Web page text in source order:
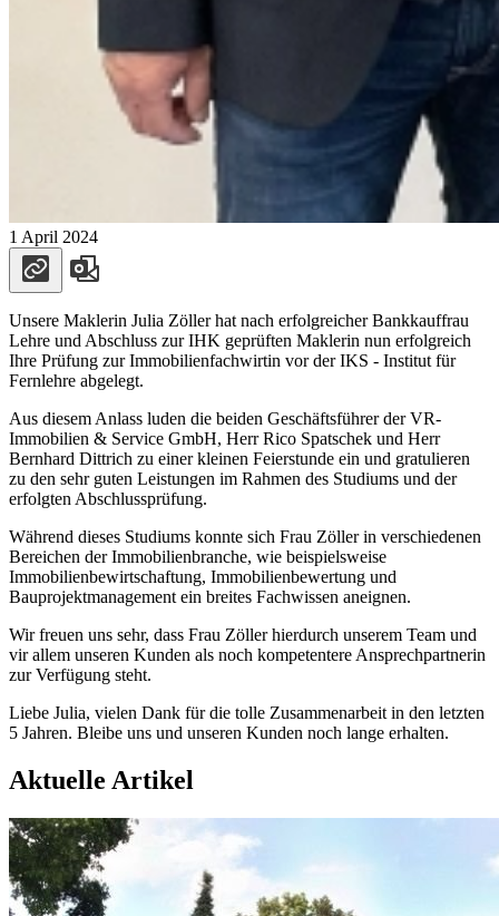
1 April 2024
Unsere Maklerin Julia Zöller hat nach erfolgreicher Bankkauffrau
Lehre und Abschluss zur IHK geprüften Maklerin nun erfolgreich
Ihre Prüfung zur Immobilienfachwirtin vor der IKS - Institut für
Fernlehre abgelegt.
Aus diesem Anlass luden die beiden Geschäftsführer der VR-
Immobilien & Service GmbH, Herr Rico Spatschek und Herr
Bernhard Dittrich zu einer kleinen Feierstunde ein und gratulieren
zu den sehr guten Leistungen im Rahmen des Studiums und der
erfolgten Abschlussprüfung.
Während dieses Studiums konnte sich Frau Zöller in verschiedenen
Bereichen der Immobilienbranche, wie beispielsweise
Immobilienbewirtschaftung, Immobilienbewertung und
Bauprojektmanagement ein breites Fachwissen aneignen.
Wir freuen uns sehr, dass Frau Zöller hierdurch unserem Team und
vir allem unseren Kunden als noch kompetentere Ansprechpartnerin
zur Verfügung steht.
Liebe Julia, vielen Dank für die tolle Zusammenarbeit in den letzten
5 Jahren. Bleibe uns und unseren Kunden noch lange erhalten.
Aktuelle Artikel